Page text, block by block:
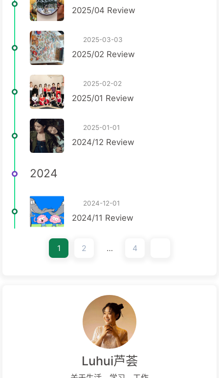
2025/04 Review
2025-03-03
2025/02 Review
2025-02-02
2025/01 Review
2025-01-01
2024/12 Review
2024
2024-12-01
2024/11 Review
1 2 … 4
Luhui芦荟